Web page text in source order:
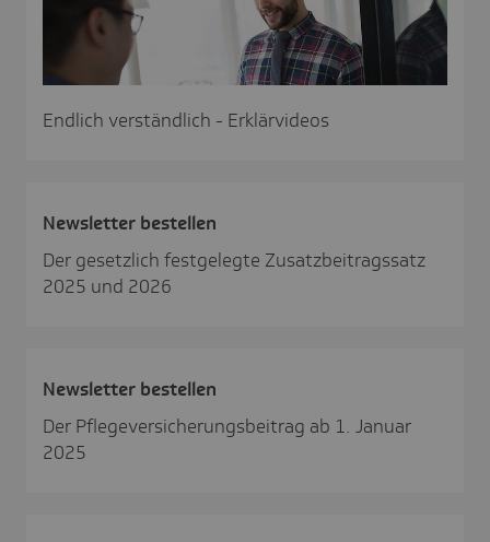
Endlich verständlich - Erklärvideos
News­letter bestellen
Der gesetzlich festgelegte Zusatzbeitragssatz
2025 und 2026
News­letter bestellen
Der Pflegeversicherungsbeitrag ab 1. Januar
2025